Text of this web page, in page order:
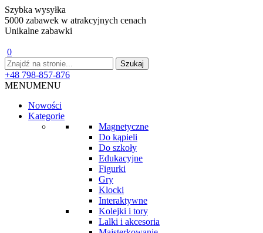
Szybka wysyłka
5000 zabawek w atrakcyjnych cenach
Unikalne zabawki
0
+48 798-857-876
MENUMENU
Nowości
Kategorie
Magnetyczne
Do kąpieli
Do szkoły
Edukacyjne
Figurki
Gry
Klocki
Interaktywne
Kolejki i tory
Lalki i akcesoria